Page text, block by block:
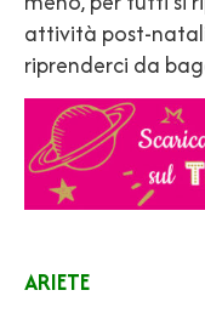
attività post-
riprenderci da
ARIETE